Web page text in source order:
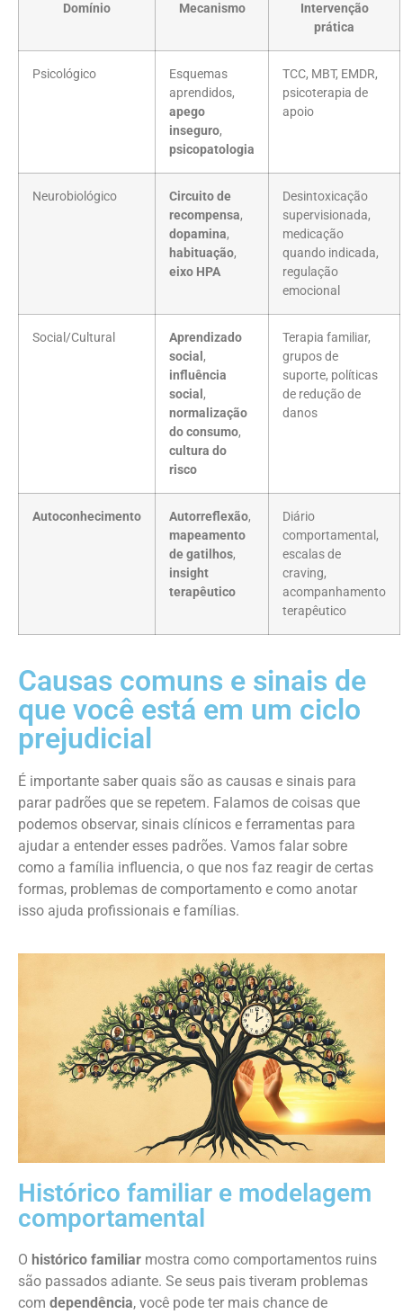
Domínio Mecanismo
Intervenção
prática
Psicológico
Esquemas
aprendidos,
apego
inseguro,
psicopatologia
TCC, MBT, EMDR,
psicoterapia de
apoio
Neurobiológico
Circuito de
recompensa,
dopamina,
habituação,
eixo HPA
Desintoxicação
supervisionada,
medicação
quando indicada,
regulação
emocional
Social/Cultural
Aprendizado
social ,
influência
social ,
normalização
do consumo,
cultura do
risco
Terapia familiar,
grupos de
suporte, políticas
de redução de
danos
Autoconhecimento Autorreflexão,
mapeamento
de gatilhos,
insight
terapêutico
Diário
comportamental,
escalas de
craving,
acompanhamento
terapêutico
Causas comuns e sinais de
que você está em um ciclo
prejudicial
É importante saber quais são as causas e sinais para
parar padrões que se repetem. Falamos de coisas que
podemos observar, sinais clínicos e ferramentas para
ajudar a entender esses padrões. Vamos falar sobre
como a família influencia, o que nos faz reagir de certas
formas, problemas de comportamento e como anotar
isso ajuda profissionais e famílias.
Histórico familiar e modelagem
comportamental
O histórico familiar mostra como comportamentos ruins
são passados adiante. Se seus pais tiveram problemas
com dependência, você pode ter mais chance de